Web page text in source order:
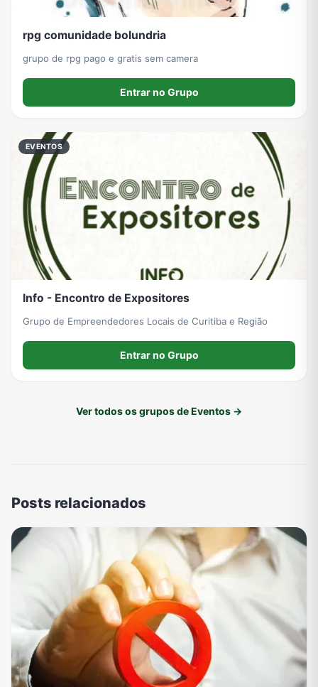
rpg comunidade bolundria
grupo de rpg pago e gratis sem camera
Entrar no Grupo
EVENTOS
Info - Encontro de Expositores
Grupo de Empreendedores Locais de Curitiba e Região
Entrar no Grupo
Ver todos os grupos de Eventos →
Posts relacionados